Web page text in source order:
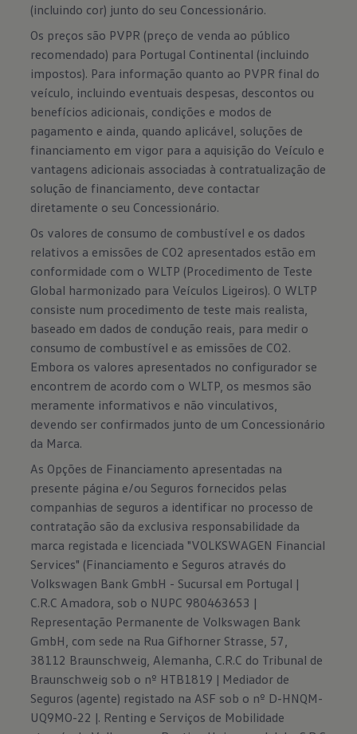
(incluindo cor) junto do seu Concessionário.
Os preços são PVPR (preço de venda ao público
recomendado) para Portugal Continental (incluindo
impostos). Para informação quanto ao PVPR final do
veículo, incluindo eventuais despesas, descontos ou
benefícios adicionais, condições e modos de
pagamento e ainda, quando aplicável, soluções de
financiamento em vigor para a aquisição do Veículo e
vantagens adicionais associadas à contratualização de
solução de financiamento, deve contactar
diretamente o seu Concessionário.
Os valores de consumo de combustível e os dados
relativos a emissões de CO2 apresentados estão em
conformidade com o WLTP (Procedimento de Teste
Global harmonizado para Veículos Ligeiros). O WLTP
consiste num procedimento de teste mais realista,
baseado em dados de condução reais, para medir o
consumo de combustível e as emissões de CO2.
Embora os valores apresentados no configurador se
encontrem de acordo com o WLTP, os mesmos são
meramente informativos e não vinculativos,
devendo ser confirmados junto de um Concessionário
da Marca.
As Opções de Financiamento apresentadas na
presente página e/ou Seguros fornecidos pelas
companhias de seguros a identificar no processo de
contratação são da exclusiva responsabilidade da
marca registada e licenciada "VOLKSWAGEN Financial
Services" (Financiamento e Seguros através do
Volkswagen Bank GmbH - Sucursal em Portugal |
C.R.C Amadora, sob o NUPC 980463653 |
Representação Permanente de Volkswagen Bank
GmbH, com sede na Rua Gifhorner Strasse, 57,
38112 Braunschweig, Alemanha, C.R.C do Tribunal de
Braunschweig sob o nº HTB1819 | Mediador de
Seguros (agente) registado na ASF sob o nº D-HNQM-
UQ9MO-22 |. Renting e Serviços de Mobilidade